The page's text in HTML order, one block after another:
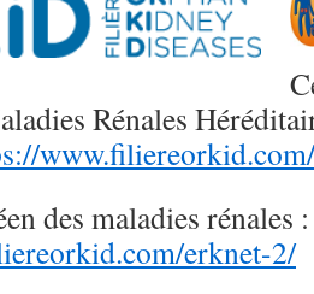
Rénales
des maladies rénales :
erknet-2/